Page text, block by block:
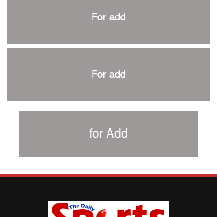
শান্ত-মুমিনুলদের ব্যাটে প্রথম দিন বাংলাদেশের
প্রচার বিমুখ এক ক্রীড়া অন্তপ্রাণ সংগঠক
সাফের হ্যাটট্রিক মিশনে থাইল্যান্ডের পথে আফঈদারা
বায়ার্নকে বিদায় করে ফাইনালে পিএসজি
আগামী বছর থেকে শিক্ষাক্ষেত্রে খেলাধুলা বাধ্যতামূলক করা হবে:
পাকিস্তানের বিপক্ষে টেস্টের আগে বাংলাদেশের প্রস্তুতি নিয়ে
For add
For add
for Add